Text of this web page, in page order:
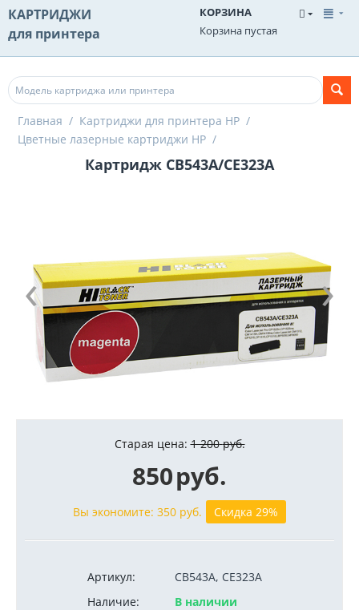
КАРТРИДЖИ
для принтера
КОРЗИНА
Корзина пустая
Главная / Картриджи для принтера HP /
Цветные лазерные картриджи HP /
Картридж CB543A/CE323A
Старая цена: 1 200 руб.
850руб.
Вы экономите: 350 руб. Скидка 29%
Артикул:
CB543A, CE323A
Наличие:
В наличии